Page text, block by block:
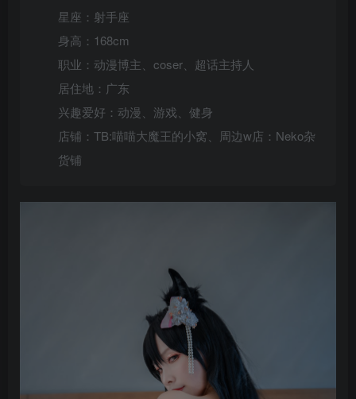
星座：射手座
身高：168cm
职业：动漫博主、coser、超话主持人
居住地：广东
兴趣爱好：动漫、游戏、健身
店铺：TB:喵喵大魔王的小窝、周边w店：Neko杂
货铺